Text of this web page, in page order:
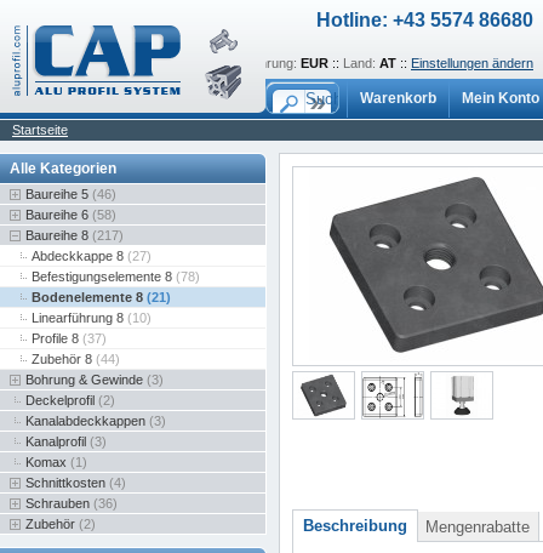
Hotline: +43 5574 86680
Sprache: de:: Währung: EUR :: Land: AT :: Einstellungen ändern
Warenkorb Mein Konto
Startseite
Alle Kategorien
Baureihe 5 (46)
Baureihe 6 (58)
Baureihe 8 (217)
Abdeckkappe 8 (27)
Befestigungselemente 8 (78)
Bodenelemente 8 (21)
Linearführung 8 (10)
Profile 8 (37)
Zubehör 8 (44)
Bohrung & Gewinde (3)
Deckelprofil (2)
Kanalabdeckkappen (3)
Kanalprofil (3)
Komax (1)
Schnittkosten (4)
Schrauben (36)
Zubehör (2) Beschreibung Mengenrabatte